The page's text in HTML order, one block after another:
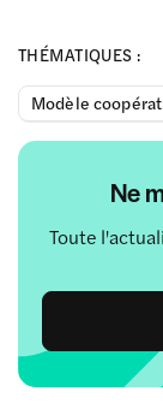
THÉMATIQUES :
Modèle
Ne
Toute